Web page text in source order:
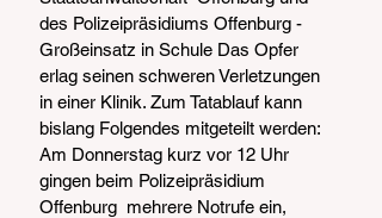
des Polizeipräsidiums Offenburg -
Großeinsatz in Schule Das Opfer
erlag seinen schweren Verletzungen
in einer Klinik. Zum Tatablauf kann
bislang Folgendes mitgeteilt werden:
Am Donnerstag kurz vor 12 Uhr
gingen beim Polizeipräsidium
Offenburg  mehrere Notrufe ein,